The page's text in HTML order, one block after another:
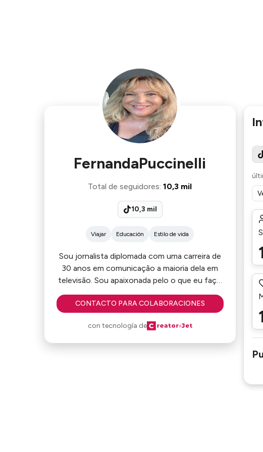
FernandaPuccinelli
Total de seguidores: 10,3 mil
10,3 mil
Viajar Educación Estilo de vida
Sou jornalista diplomada com uma carreira de
30 anos em comunicação a maioria dela em
televisão. Sou apaixonada pelo o que eu faço
que é dar vez e voz a todos. Estou com um
programa de turismo e faço divulgação de
CONTACTO PARA COLABORACIONES
con tecnología de